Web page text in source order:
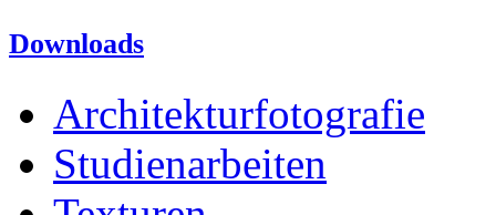
Downloads
Architekturfotografie
Studienarbeiten